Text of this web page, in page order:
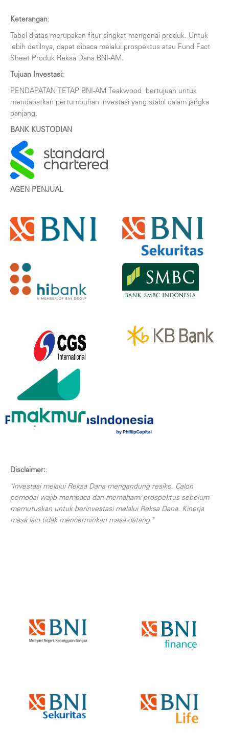
Keterangan:
Tabel diatas merupakan fitur singkat mengenai produk. Untuk
lebih detilnya, dapat dibaca melalui prospektus atau Fund Fact
Sheet Produk Reksa Dana BNI-AM.
Tujuan Investasi:
PENDAPATAN TETAP BNI-AM Teakwood bertujuan untuk
mendapatkan pertumbuhan investasi yang stabil dalam jangka
panjang.
BANK KUSTODIAN
AGEN PENJUAL
Disclaimer::
"Investasi melalui Reksa Dana mengandung resiko. Calon
pemodal wajib membaca dan memahami prospektus sebelum
memutuskan untuk berinvestasi melalui Reksa Dana. Kinerja
masa lalu tidak mencerminkan masa datang."